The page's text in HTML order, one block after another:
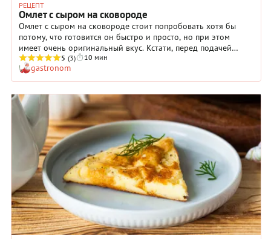
РЕЦЕПТ
Омлет с сыром на сковороде
Омлет с сыром на сковороде стоит попробовать хотя бы
потому, что готовится он быстро и просто, но при этом
имеет очень оригинальный вкус. Кстати, перед подачей
блюдо можно посыпать измельченной петрушкой: она
отлично сочетается со вкусом всех ингредиентов. Для
приготовления такого омлета выбирайте сыр с ярким
насыщенным вкусом. Лучше всего подойдет пармезан или
другой твердый выдержанный сыр. Добавлять ли молоко в
омлет с сыром на сковороде — решать только вам, однако
мы считаем, что оно будет слишком утяжелять и без того
довольно сытное блюдо.
5 (3) 10 мин
gastronom